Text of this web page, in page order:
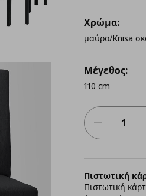
Χρώμα:
μαύρο/Knisa
Μέγεθος:
110 cm
Πιστωτική
Πιστωτική